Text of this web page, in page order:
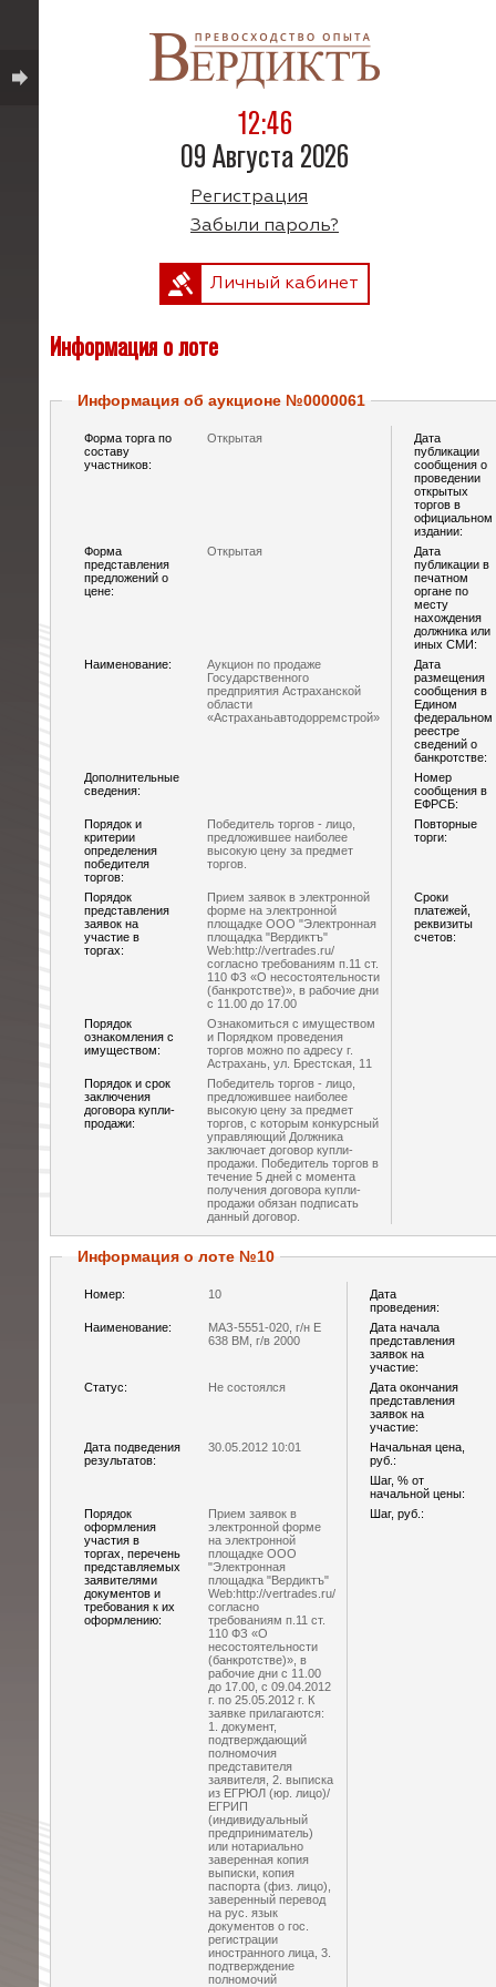
12:46
09 Августа 2026
Регистрация
Забыли пароль?
Личный кабинет
Информация о лоте
Информация об аукционе №0000061
Форма торга по
составу
участников:
Открытая
Дата
публикации
сообщения о
проведении
открытых
торгов в
официальном
издании:
Форма
представления
предложений о
цене:
Открытая
Дата
публикации в
печатном
органе по
месту
нахождения
должника или
иных СМИ:
Наименование:
Аукцион по продаже
Государственного
предприятия Астраханской
области
«Астраханьавтодорремстрой»
Дата
размещения
сообщения в
Едином
федеральном
реестре
сведений о
банкротстве:
Дополнительные
сведения:
Номер
сообщения в
ЕФРСБ:
Порядок и
критерии
определения
победителя
торгов:
Победитель торгов - лицо,
предложившее наиболее
высокую цену за предмет
торгов.
Повторные
торги:
Порядок
представления
заявок на
участие в
торгах:
Прием заявок в электронной
форме на электронной
площадке ООО "Электронная
площадка "Вердиктъ"
Web:http://vertrades.ru/
согласно требованиям п.11 ст.
110 ФЗ «О несостоятельности
(банкротстве)», в рабочие дни
с 11.00 до 17.00
Сроки
платежей,
реквизиты
счетов:
Порядок
ознакомления с
имуществом:
Ознакомиться с имуществом
и Порядком проведения
торгов можно по адресу г.
Астрахань, ул. Брестская, 11
Порядок и срок
заключения
договора купли-
продажи:
Победитель торгов - лицо,
предложившее наиболее
высокую цену за предмет
торгов, с которым конкурсный
управляющий Должника
заключает договор купли-
продажи. Победитель торгов в
течение 5 дней с момента
получения договора купли-
продажи обязан подписать
данный договор.
Информация о лоте №10
Номер: 10
Дата
проведения:
Наименование:
МАЗ-5551-020, г/н Е
638 ВМ, г/в 2000
Дата начала
представления
заявок на
участие:
Статус:
Не состоялся
Дата окончания
представления
заявок на
участие:
Дата подведения
результатов:
30.05.2012 10:01
Начальная цена,
руб.:
Шаг, % от
начальной цены:
Порядок
оформления
участия в
торгах, перечень
представляемых
заявителями
документов и
требования к их
оформлению:
Прием заявок в
электронной форме
на электронной
площадке ООО
"Электронная
площадка "Вердиктъ"
Web:http://vertrades.ru/
согласно
требованиям п.11 ст.
110 ФЗ «О
несостоятельности
(банкротстве)», в
рабочие дни с 11.00
до 17.00, с 09.04.2012
г. по 25.05.2012 г. К
заявке прилагаются:
1. документ,
подтверждающий
полномочия
представителя
заявителя, 2. выписка
из ЕГРЮЛ (юр. лицо)/
ЕГРИП
(индивидуальный
предприниматель)
или нотариально
заверенная копия
выписки, копия
паспорта (физ. лицо),
заверенный перевод
на рус. язык
документов о гос.
регистрации
иностранного лица, 3.
подтверждение
полномочий
Шаг, руб.: